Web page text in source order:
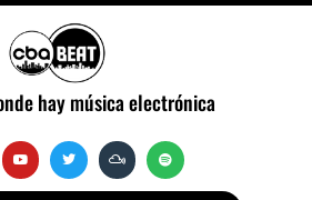
hay música electrónica